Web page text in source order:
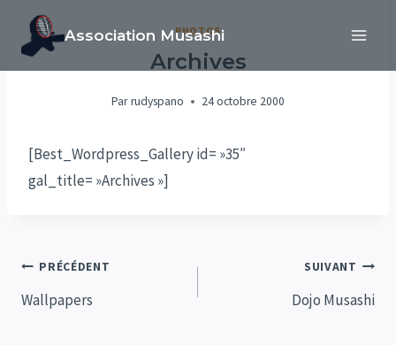
Association Musashi
PHOTOS
Archives
Par rudyspano 24 octobre 2000
[Best_Wordpress_Gallery id= »35″
gal_title= »Archives »]
Navigation
de
PRÉCÉDENT
Wallpapers
SUIVANT
Dojo Musashi